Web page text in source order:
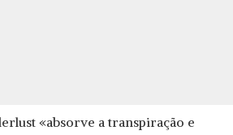
«absorve a transpiração e